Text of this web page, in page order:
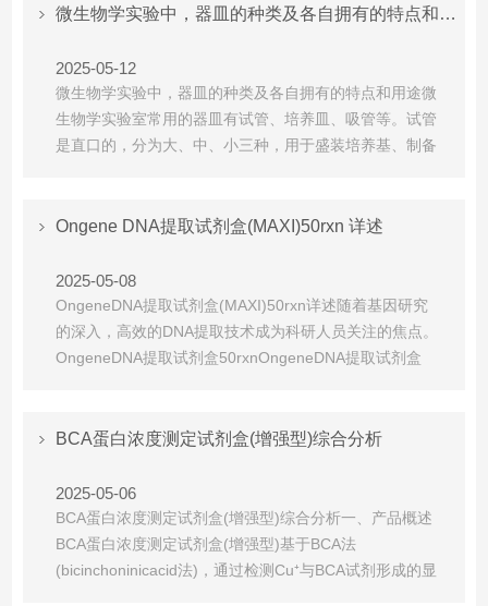
验。此外，培养板还有透明、白色和黑色等不同颜色可
验。除了孔...
微生物学实验中，器皿的种类及各自拥有的特点和用途
2025-05-12
微生物学实验中，器皿的种类及各自拥有的特点和用途微
生物学实验室常用的器皿有试管、培养皿、吸管等。试管
是直口的，分为大、中、小三种，用于盛装培养基、制备
玻璃培养皿可重复使用。此外，培养皿还有隔间设计，可
验。吸管则...
Ongene DNA提取试剂盒(MAXI)50rxn 详述
2025-05-08
OngeneDNA提取试剂盒(MAXI)50rxn详述随着基因研究
的深入，高效的DNA提取技术成为科研人员关注的焦点。
OngeneDNA提取试剂盒50rxnOngeneDNA提取试剂盒
设计，只需一步操作，约20-30分钟即可完成样本获取。
BCA蛋白浓度测定试剂盒(增强型)综合分析
2025-05-06
BCA蛋白浓度测定试剂盒(增强型)综合分析一、产品概述
BCA蛋白浓度测定试剂盒(增强型)基于BCA法
(bicinchoninicacid法)，通过检测Cu⁺与BCA试剂形成的显